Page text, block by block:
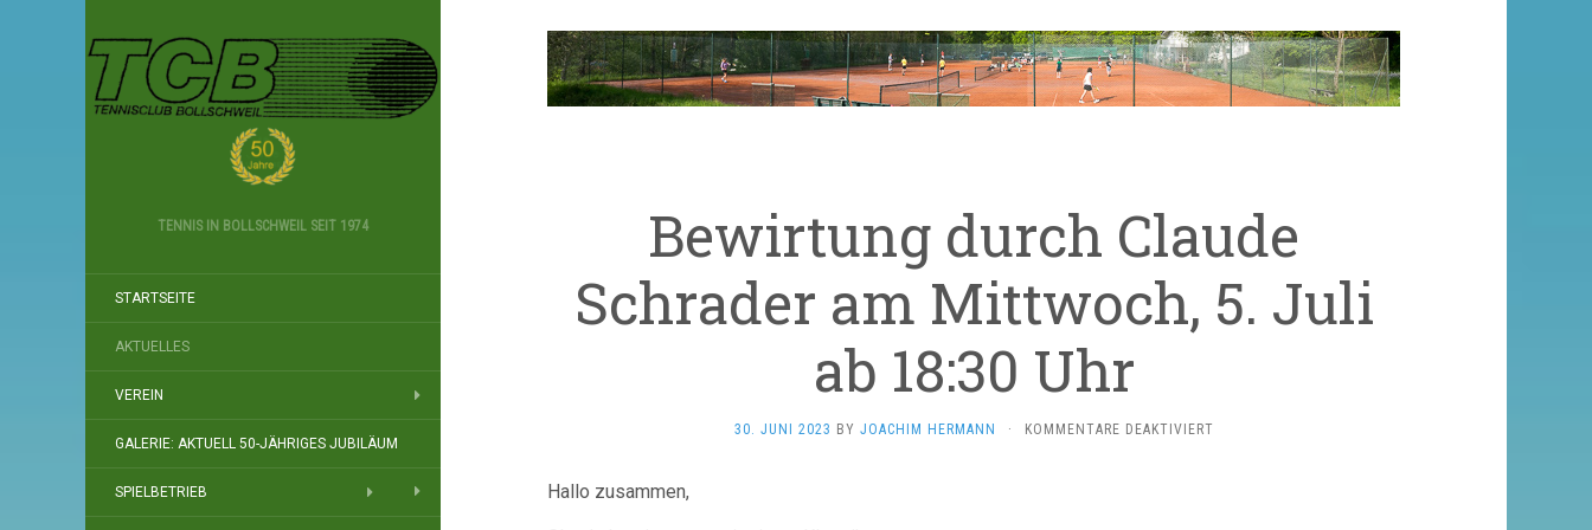
TENNIS IN BOLLSCHWEIL SEIT 1974
STARTSEITE
AKTUELLES
VEREIN
GALERIE: AKTUELL 50-JÄHRIGES JUBILÄUM
SPIELBETRIEB
Bewirtung durch Claude
Schrader am Mittwoch, 5. Juli
ab 18:30 Uhr
30. JUNI 2023 BY JOACHIM HERMANN · KOMMENTARE DEAKTIVIERT
Hallo zusammen,